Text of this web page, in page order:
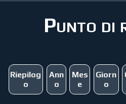
Punto di
Riepilog
o
Ann
o
Mes
e
Giorn
o